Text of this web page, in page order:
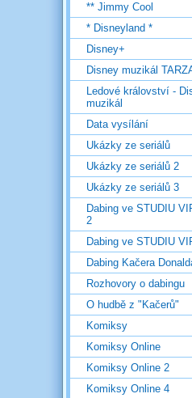
** Jimmy Cool
* Disneyland *
Disney+
Disney muzikál
Ledové království -
muzikál
Data vysílání
Ukázky ze seriálů
Ukázky ze seriálů 2
Ukázky ze seriálů 3
Dabing ve STUDIU
2
Dabing ve STUDIU
Dabing Kačera
Rozhovory o dabingu
O hudbě z "Kačerů"
Komiksy
Komiksy Online
Komiksy Online 2
Komiksy Online 4